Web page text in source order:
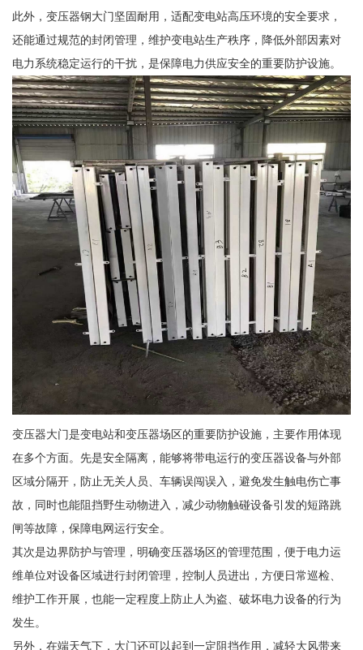
此外，变压器钢大门坚固耐用，适配变电站高压环境的安全要求，
还能通过规范的封闭管理，维护变电站生产秩序，降低外部因素对
电力系统稳定运行的干扰，是保障电力供应安全的重要防护设施。
变压器大门是变电站和变压器场区的重要防护设施，主要作用体现
在多个方面。先是安全隔离，能够将带电运行的变压器设备与外部
区域分隔开，防止无关人员、车辆误闯误入，避免发生触电伤亡事
故，同时也能阻挡野生动物进入，减少动物触碰设备引发的短路跳
闸等故障，保障电网运行安全。
其次是边界防护与管理，明确变压器场区的管理范围，便于电力运
维单位对设备区域进行封闭管理，控制人员进出，方便日常巡检、
维护工作开展，也能一定程度上防止人为盗、破坏电力设备的行为
发生。
另外，在端天气下，大门还可以起到一定阻挡作用，减轻大风带来